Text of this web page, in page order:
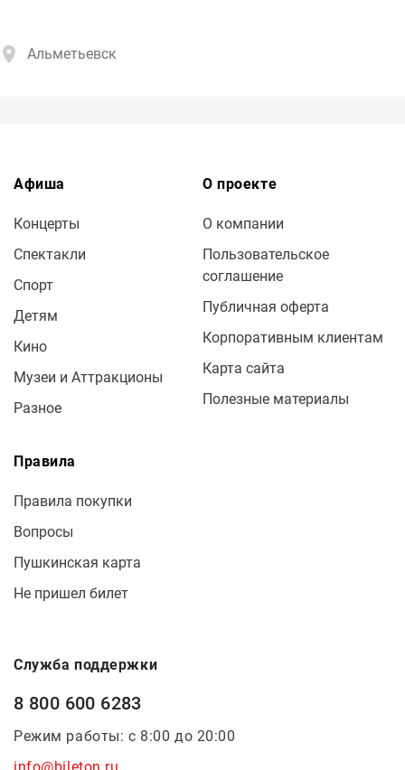
Альметьевск
Афиша
Концерты
Спектакли
Спорт
Детям
Кино
Музеи и Аттракционы
Разное
О проекте
О компании
Пользовательское
соглашение
Публичная оферта
Корпоративным клиентам
Карта сайта
Полезные материалы
Правила
Правила покупки
Вопросы
Пушкинская карта
Не пришел билет
Служба поддержки
8 800 600 6283
Режим работы: с 8:00 до 20:00